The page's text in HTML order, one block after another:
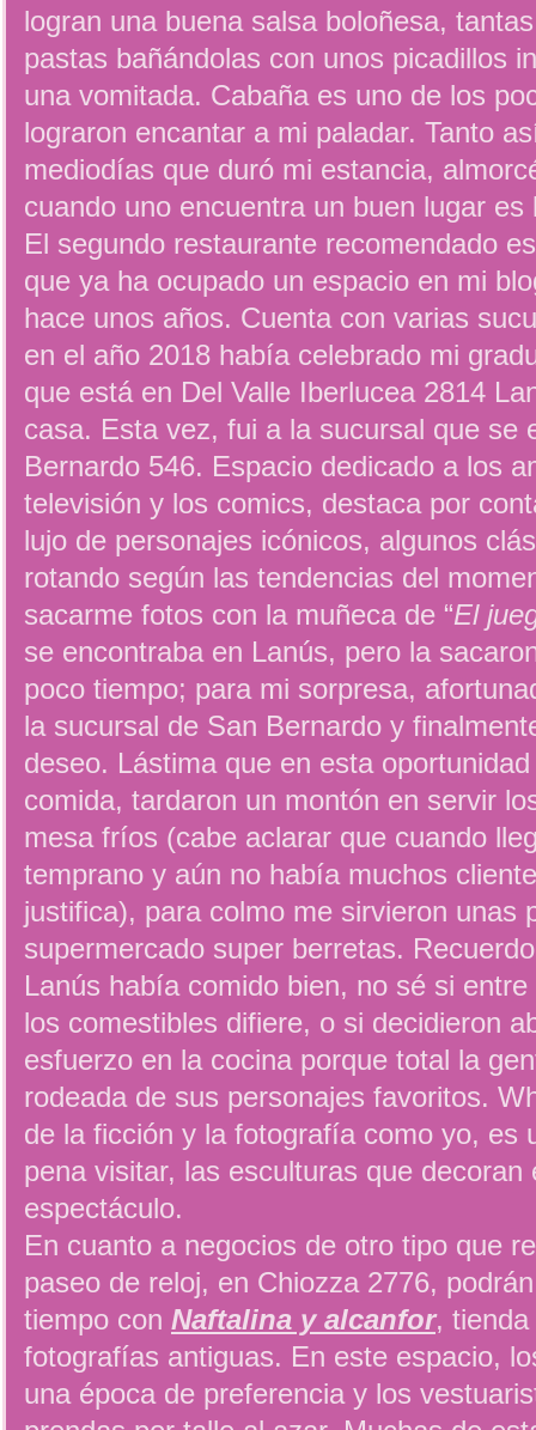
logran una buena salsa boloñesa,
pastas bañándolas con unos picadillos
una vomitada. Cabaña es uno de los
lograron encantar a mi paladar. Tanto
mediodías que duró mi estancia,
cuando uno encuentra un buen lugar es
El segundo restaurante recomendado
que ya ha ocupado un espacio en mi
hace unos años. Cuenta con varias
en el año 2018 había celebrado mi
que está en Del Valle Iberlucea 2814
casa. Esta vez, fui a la sucursal que se
Bernardo 546. Espacio dedicado a los
televisión y los comics, destaca por
lujo de personajes icónicos, algunos
rotando según las tendencias del
sacarme fotos con la muñeca de “El
se encontraba en Lanús, pero la
poco tiempo; para mi sorpresa,
la sucursal de San Bernardo y
deseo. Lástima que en esta
comida, tardaron un montón en servir
mesa fríos (cabe aclarar que cuando
temprano y aún no había muchos
justifica), para colmo me sirvieron unas
supermercado super berretas.
Lanús había comido bien, no sé si
los comestibles difiere, o si decidieron
esfuerzo en la cocina porque total la
rodeada de sus personajes favoritos.
de la ficción y la fotografía como yo, es
pena visitar, las esculturas que decoran
espectáculo.
En cuanto a negocios de otro tipo que
paseo de reloj, en Chiozza 2776,
tiempo con Naftalina y alcanfor,
fotografías antiguas. En este espacio,
una época de preferencia y los